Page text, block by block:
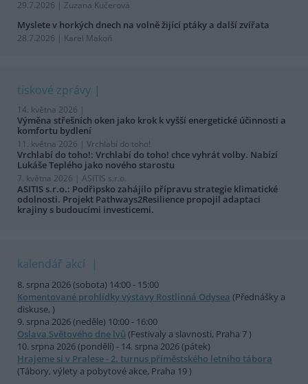
29.7.2026 | Zuzana Kučerová
Myslete v horkých dnech na volně žijící ptáky a další zvířata
28.7.2026 | Karel Makoň
tiskové zprávy
14. května 2026 |
Výměna střešních oken jako krok k vyšší energetické účinnosti a
komfortu bydlení
11. května 2026 | Vrchlabí do toho!
Vrchlabí do toho!: Vrchlabí do toho! chce vyhrát volby. Nabízí
Lukáše Teplého jako nového starostu
7. května 2026 | ASITIS s.r.o.
ASITIS s.r.o.: Podřipsko zahájilo přípravu strategie klimatické
odolnosti. Projekt Pathways2Resilience propojil adaptaci
krajiny s budoucími investicemi.
kalendář akcí
8. srpna 2026 (sobota) 14:00 - 15:00
Komentované prohlídky výstavy Rostlinná Odysea (Přednášky a
diskuse, )
9. srpna 2026 (neděle) 10:00 - 16:00
Oslava Světového dne lvů (Festivaly a slavnosti, Praha 7 )
10. srpna 2026 (pondělí) - 14. srpna 2026 (pátek)
Hrajeme si v Pralese - 2. turnus příměstského letního tábora
(Tábory, výlety a pobytové akce, Praha 19 )